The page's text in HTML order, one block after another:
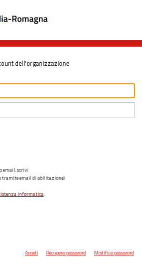
dell'organizzazione
email, scrivi
tramite email di abilitazione)
informatica.
Accedi Recupera password Modifica password